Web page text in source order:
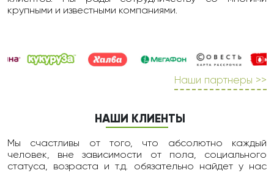
крупными и известными компаниями.
Наши партнеры >>
НАШИ КЛИЕНТЫ
Мы счастливы от того, что абсолютно каждый
человек, вне зависимости от пола, социального
статуса, возраста и т.д. обязательно найдет у нас